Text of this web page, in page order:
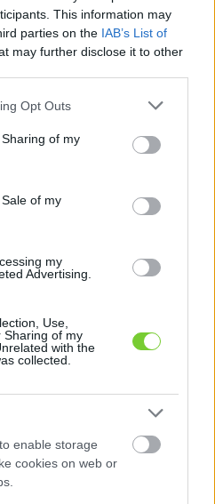
This information may
parties on the IAB’s List of
may further disclose it to other
app uses one or more Google
behaviour. You may click to
and its third-party tags to
purposes in below Google
Opt Outs
of my
of my
my
Advertising.
Use,
Sharing of my
with the
collected.
enable storage
cookies on web or
Jelszó
Bejelentkezés
és szolgáltatások térképes
REGISZTRÁCIÓ